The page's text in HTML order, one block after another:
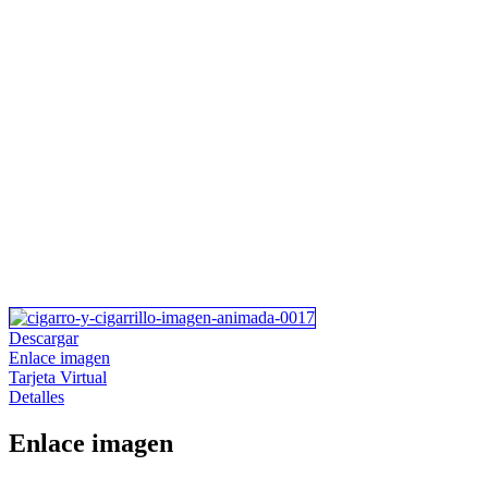
Descargar
Enlace imagen
Tarjeta Virtual
Detalles
Enlace imagen